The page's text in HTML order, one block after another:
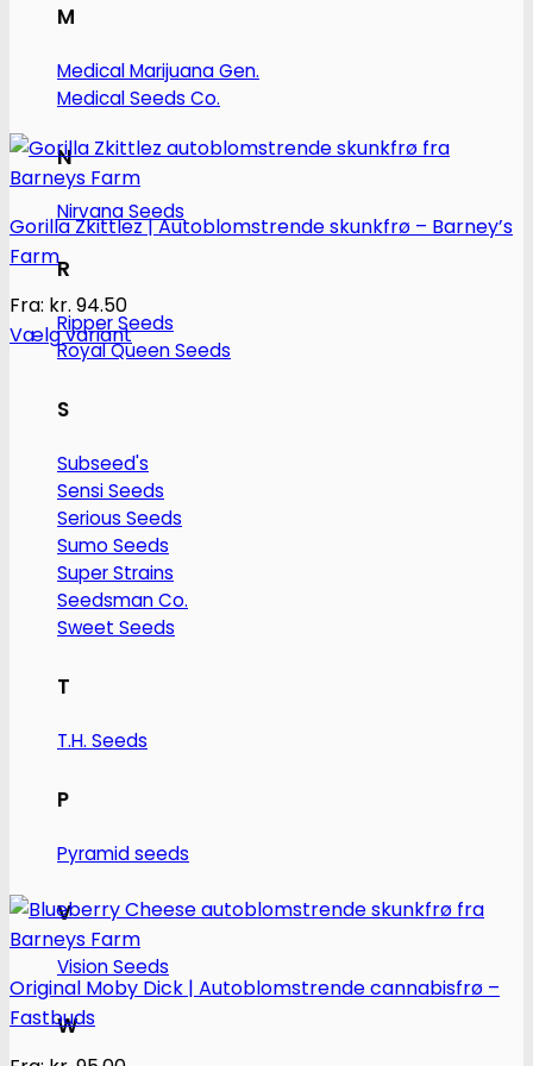
M
Medical Marijuana Gen.
Medical Seeds Co.
N
Nirvana Seeds
R
Ripper Seeds
Royal Queen Seeds
S
Subseed's
Sensi Seeds
Serious Seeds
Sumo Seeds
Super Strains
Seedsman Co.
Sweet Seeds
T
T.H. Seeds
P
Pyramid seeds
V
Vision Seeds
W
Gorilla Zkittlez | Autoblomstrende skunkfrø – Barney’s
Farm
Fra: kr. 94.50
Vælg variant
Dette
varianter.
Mulighederne
vælges
varesiden
Original Moby Dick | Autoblomstrende cannabisfrø –
Fastbuds